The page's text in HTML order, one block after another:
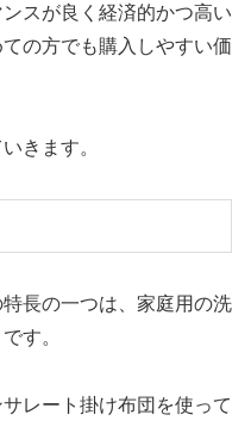
スが良く経済的かつ高い
の方でも購入しやすい価
きます。
長の一つは、家庭用の洗
す。
レート掛け布団を使って